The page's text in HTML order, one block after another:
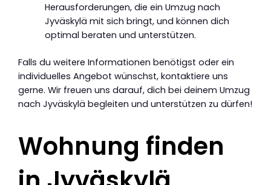
Herausforderungen, die ein Umzug nach
Jyväskylä mit sich bringt, und können dich
optimal beraten und unterstützen.
Falls du weitere Informationen benötigst oder ein
individuelles Angebot wünschst, kontaktiere uns
gerne. Wir freuen uns darauf, dich bei deinem Umzug
nach Jyväskylä begleiten und unterstützen zu dürfen!
Wohnung finden